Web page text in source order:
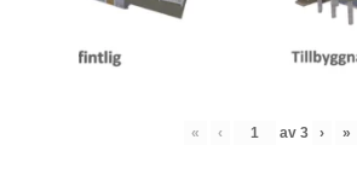
« ‹ av 3 › »